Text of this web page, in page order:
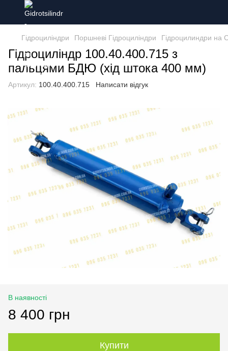
Гідроциліндри Поршневі Гідроциліндри Гідроцилиндри на
Гідроциліндр 100.40.400.715 з
пальцями БДЮ (хід штока 400 мм)
Артикул: 100.40.400.715 Написати відгук
В наявності
8 400 грн
Купити